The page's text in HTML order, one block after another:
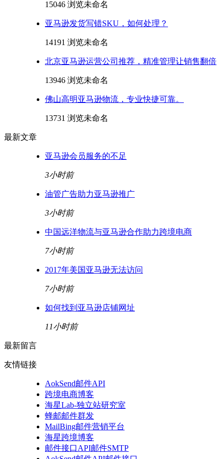
15046 浏览未命名
亚马逊发货写错SKU，如何处理？
14191 浏览未命名
北京亚马逊运营公司推荐，精准管理让销售翻倍
13946 浏览未命名
佛山高明亚马逊物流，专业快捷可靠。
13731 浏览未命名
最新文章
亚马逊会员服务的不足
3小时前
油管广告助力亚马逊推广
3小时前
中国远洋物流与亚马逊合作助力跨境电商
7小时前
2017年美国亚马逊无法访问
7小时前
如何找到亚马逊店铺网址
11小时前
最新留言
友情链接
AokSend邮件API
跨境电商博客
海星Lab-独立站研究室
蜂邮邮件群发
MailBing邮件营销平台
海星跨境博客
邮件接口API邮件SMTP